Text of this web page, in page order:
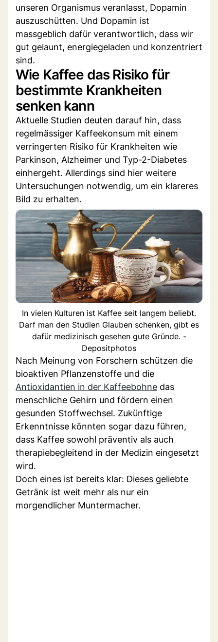
unseren Organismus veranlasst, Dopamin
auszuschütten. Und Dopamin ist
massgeblich dafür verantwortlich, dass wir
gut gelaunt, energiegeladen und konzentriert
sind.
Wie Kaffee das Risiko für
bestimmte Krankheiten
senken kann
Aktuelle Studien deuten darauf hin, dass
regelmässiger Kaffeekonsum mit einem
verringerten Risiko für Krankheiten wie
Parkinson, Alzheimer und Typ-2-Diabetes
einhergeht. Allerdings sind hier weitere
Untersuchungen notwendig, um ein klareres
Bild zu erhalten.
In vielen Kulturen ist Kaffee seit langem beliebt.
Darf man den Studien Glauben schenken, gibt es
dafür medizinisch gesehen gute Gründe. -
Depositphotos
Nach Meinung von Forschern schützen die
bioaktiven Pflanzenstoffe und die
Antioxidantien in der Kaffeebohne das
menschliche Gehirn und fördern einen
gesunden Stoffwechsel. Zukünftige
Erkenntnisse könnten sogar dazu führen,
dass Kaffee sowohl präventiv als auch
therapiebegleitend in der Medizin eingesetzt
wird.
Doch eines ist bereits klar: Dieses geliebte
Getränk ist weit mehr als nur ein
morgendlicher Muntermacher.